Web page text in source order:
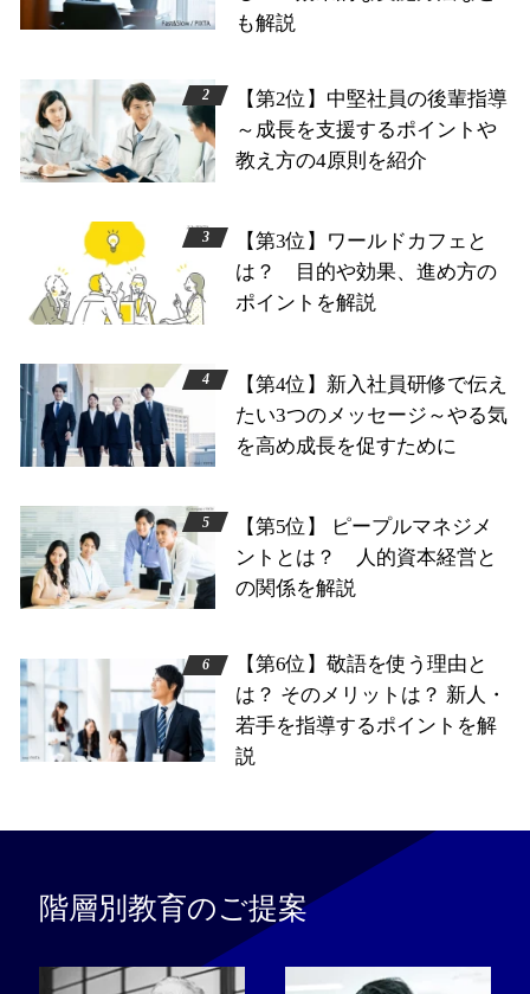
も解説
【第2位】中堅社員の後輩指導
～成長を支援するポイントや
教え方の4原則を紹介
【第3位】ワールドカフェと
は？ 目的や効果、進め方の
ポイントを解説
【第4位】新入社員研修で伝え
たい3つのメッセージ～やる気
を高め成長を促すために
【第5位】 ピープルマネジメ
ントとは？ 人的資本経営と
の関係を解説
【第6位】敬語を使う理由と
は？ そのメリットは？ 新人・
若手を指導するポイントを解
説
階層別教育のご提案